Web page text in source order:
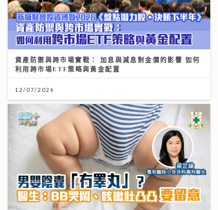
資產防禦與跨市場實戰： 加息與減息對金價的影響 如何
利用跨市場ETF策略與黃金配置
12/07/2026